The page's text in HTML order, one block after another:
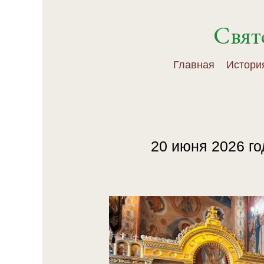
Главная
20 июня 2026